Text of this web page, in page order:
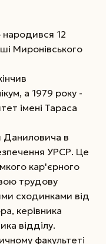
12
Миронівського
а 1979 року -
імені Тараса
Даниловича в
УРСР. Це
кар'єрного
трудову
сходинками від
керівника
відділу.
факультеті